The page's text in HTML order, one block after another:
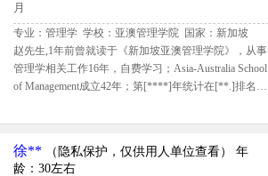
月
专业：管理学 学校：亚澳管理学院 国家：新加坡
赵先生,1年前曾就读于《新加坡亚澳管理学院》，从事
管理学相关工作16年，自费学习；Asia-Australia School
of Management成立42年；第[****]年统计在[**.]排名第
评估得分85,留信网评定赵先生B级留学生专业人才
徐** （隐私保护，仅供用人单位查看）
年
龄：30左右